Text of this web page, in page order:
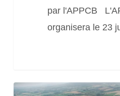
par l'APPCB
organisera le 23
Webinaire